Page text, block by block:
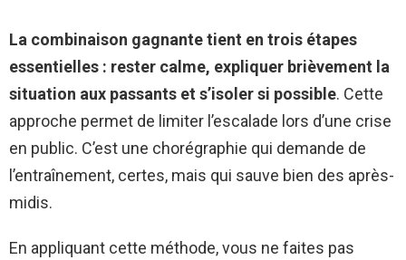
La combinaison gagnante tient en trois étapes
essentielles : rester calme, expliquer brièvement la
situation aux passants et s’isoler si possible. Cette
approche permet de limiter l’escalade lors d’une crise
en public. C’est une chorégraphie qui demande de
l’entraînement, certes, mais qui sauve bien des après-
midis.
En appliquant cette méthode, vous ne faites pas